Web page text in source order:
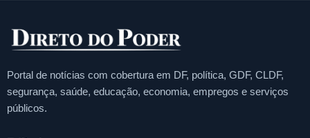
Portal de notícias com cobertura em DF, política, GDF, CLDF,
segurança, saúde, educação, economia, empregos e serviços
públicos.